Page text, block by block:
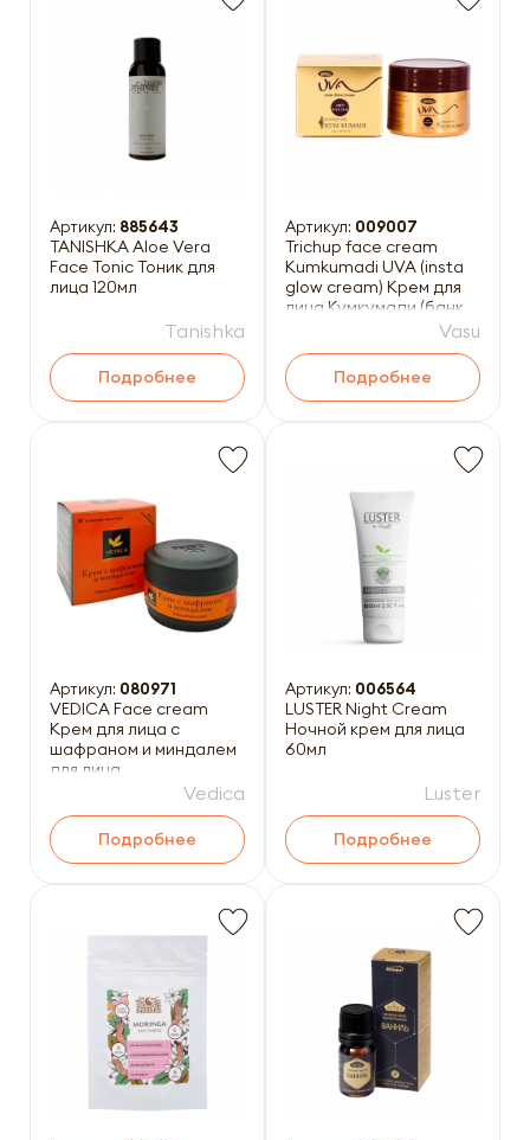
Артикул: 885643
TANISHKA Aloe Vera
Face Tonic Тоник для
лица 120мл
Tanishka
Подробнее
Артикул: 009007
Trichup face cream
Kumkumadi UVA (insta
glow cream) Крем для
лица Кумкумади (банка)
Vasu
Подробнее
Артикул: 080971
VEDICA Face cream
Крем для лица с
шафраном и миндалем
для лица
омолаживающий 50г
Vedica
Подробнее
Артикул: 006564
LUSTER Night Cream
Ночной крем для лица
60мл
Luster
Подробнее